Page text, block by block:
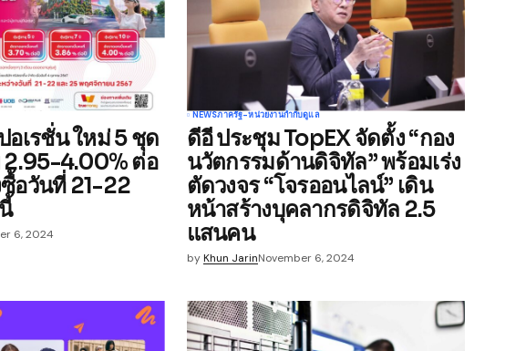
Your E-mail*
อเรชั่น ใหม่ 5 ชุด
2.95-4.00% ต่อ
อวันที่ 21-22
6, 2024
NEWSภาครัฐ-หน่วยงานกำกับดูแล
ดีอี ประชุม TopEX จัดตั้ง “กอง
นวัตกรรมด้านดิจิทัล” พร้อมเร่ง
ตัดวงจร “โจรออนไลน์” เดิน
หน้าสร้างบุคลากรดิจิทัล 2.5
แสนคน
by Khun JarinNovember 6, 2024